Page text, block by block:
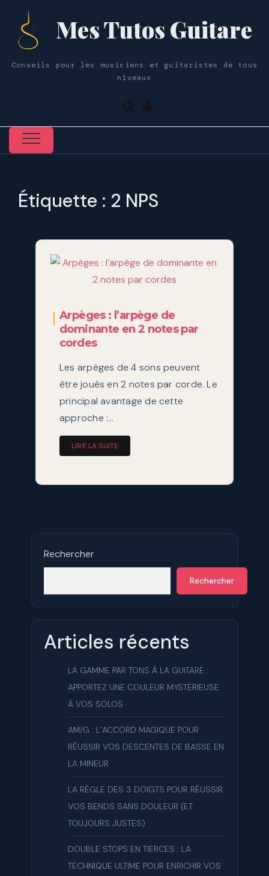
Mes Tutos Guitare
Conseils pour les musiciens et guitaristes de tous
niveaux
Étiquette : 2 NPS
Arpèges : l’arpège de
dominante en 2 notes par
cordes
Les arpèges de 4 sons peuvent
être joués en 2 notes par corde. Le
principal avantage de cette
approche :…
LIRE LA SUITE
Rechercher
Rechercher
Articles récents
LA GAMME PAR TONS À LA GUITARE :
APPORTEZ UNE COULEUR MYSTÉRIEUSE
À VOS SOLOS
AM/G : L’ACCORD MAGIQUE POUR
RÉUSSIR VOS DESCENTES DE BASSE EN
LA MINEUR
LA RÈGLE DES 3 DOIGTS POUR RÉUSSIR
VOS BENDS SANS DOULEUR (ET
TOUJOURS JUSTES)
DOUBLE STOPS EN TIERCES : LA
TECHNIQUE ULTIME POUR ENRICHIR VOS